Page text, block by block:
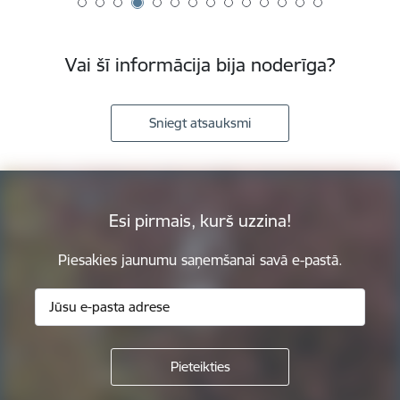
Vai šī informācija bija noderīga?
Sniegt atsauksmi
Esi pirmais, kurš uzzina!
Piesakies jaunumu saņemšanai savā e-pastā.